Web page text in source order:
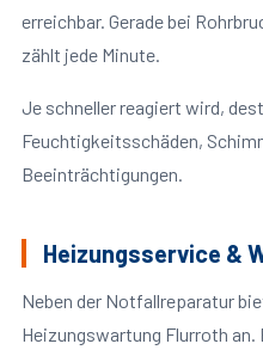
erreichbar. Gerade bei
zählt jede Minute.
Je schneller reagiert wird,
Feuchtigkeitsschäden,
Beeinträchtigungen.
Heizungsservice &
Neben der Notfallreparatur
Heizungswartung Flurroth